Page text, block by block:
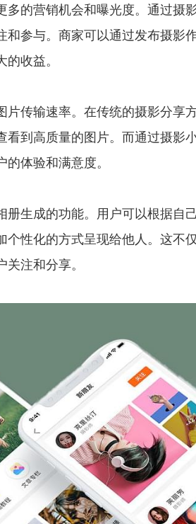
多的营销机会和曝光度。通过摄
和参与。商家可以通过发布摄影
的收益。
片传输速率。在传统的摄影分享
到高质量的图片。而通过摄影
的体验和满意度。
生成的功能。用户可以根据自
个性化的方式呈现给他人。这不
注和分享。